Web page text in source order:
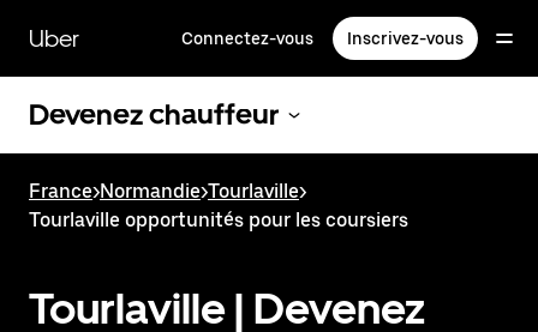
contenu
principal
Uber Connectez-vous Inscrivez-vous
Devenez chauffeur
France>Normandie>Tourlaville>
Tourlaville opportunités pour les coursiers
Tourlaville | Devenez